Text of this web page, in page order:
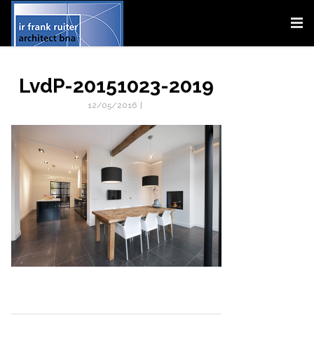
LvdP-20151023-2019
12/05/2016